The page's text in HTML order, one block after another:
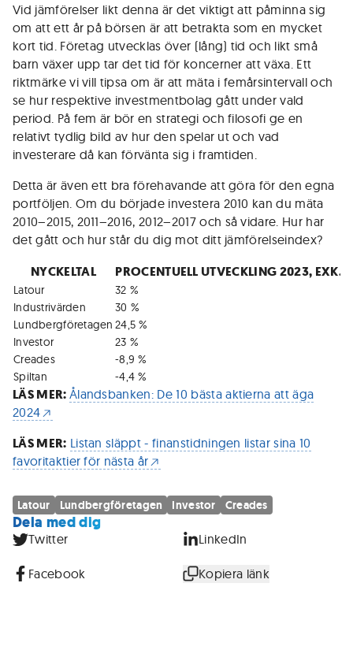
Vid jämförelser likt denna är det viktigt att påminna sig
om att ett år på börsen är att betrakta som en mycket
kort tid. Företag utvecklas över (lång) tid och likt små
barn växer upp tar det tid för koncerner att växa. Ett
riktmärke vi vill tipsa om är att mäta i femårsintervall och
se hur respektive investmentbolag gått under vald
period. På fem är bör en strategi och filosofi ge en
relativt tydlig bild av hur den spelar ut och vad
investerare då kan förvänta sig i framtiden.
Detta är även ett bra förehavande att göra för den egna
portföljen. Om du började investera 2010 kan du mäta
2010–2015, 2011–2016, 2012–2017 och så vidare. Hur har
det gått och hur står du dig mot ditt jämförelseindex?
NYCKELTAL PROCENTUELL UTVECKLING 2023, EXK.
Latour
32 %
Industrivärden
30 %
Lundbergföretagen 24,5 %
Investor
23 %
Creades
-8,9 %
Spiltan
-4,4 %
LÄS MER: Ålandsbanken: De 10 bästa aktierna att äga
2024
LÄS MER: Listan släppt - finanstidningen listar sina 10
favoritaktier för nästa år
Latour Lundbergföretagen Investor Creades
Dela med dig
Twitter LinkedIn
Facebook Kopiera länk